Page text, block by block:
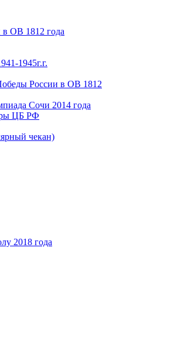
в ОВ 1812 года
1945г.г.
России в ОВ 1812
Сочи 2014 года
ЦБ РФ
чекан)
2018 года